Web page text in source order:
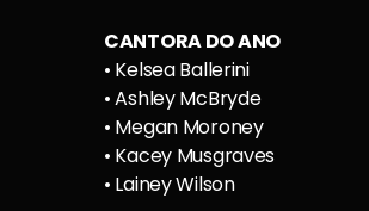
CANTORA DO ANO
• Kelsea Ballerini
• Ashley McBryde
• Megan Moroney
• Kacey Musgraves
• Lainey Wilson